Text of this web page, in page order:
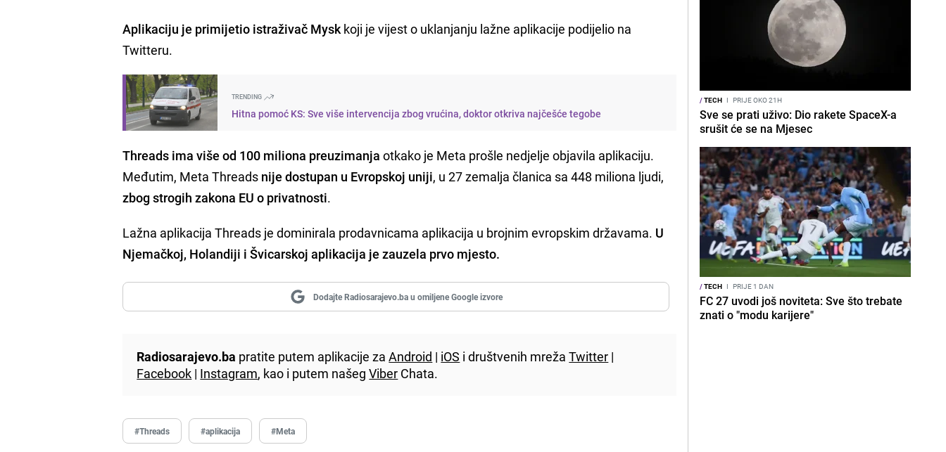
Aplikaciju je primijetio istraživač Mysk koji je vijest o uklanjanju lažne aplikacije podijelio na
Twitteru.
TRENDING
Hitna pomoć KS: Sve više intervencija zbog vrućina, doktor otkriva najčešće tegobe
Threads ima više od 100 miliona preuzimanja otkako je Meta prošle nedjelje objavila aplikaciju.
Međutim, Meta Threads nije dostupan u Evropskoj uniji, u 27 zemalja članica sa 448 miliona ljudi,
zbog strogih zakona EU o privatnosti.
Lažna aplikacija Threads je dominirala prodavnicama aplikacija u brojnim evropskim državama. U
Njemačkoj, Holandiji i Švicarskoj aplikacija je zauzela prvo mjesto.
Dodajte Radiosarajevo.ba u omiljene Google izvore
Radiosarajevo.ba pratite putem aplikacije zaAndroid | iOS i društvenih mrežaTwitter |
Facebook | Instagram, kao i putem našegViber Chata.
#Threads #aplikacija #Meta
/TECH I PRIJE OKO 21H
Sve se prati uživo: Dio rakete SpaceX-a
srušit će se na Mjesec
/TECH I PRIJE 1 DAN
FC 27 uvodi još noviteta: Sve što trebate
znati o "modu karijere"